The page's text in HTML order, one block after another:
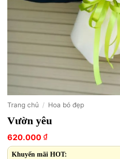
Trang chủ / Hoa bó đẹp
Vườn yêu
620.000 ₫
Khuyến mãi HOT: